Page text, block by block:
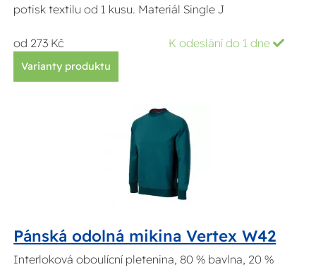
potisk textilu od 1 kusu. Materiál Single J
od 273 Kč K odeslání do 1 dne
Varianty produktu
Pánská odolná mikina Vertex W42
Interloková oboulícní pletenina, 80 % bavlna, 20 %